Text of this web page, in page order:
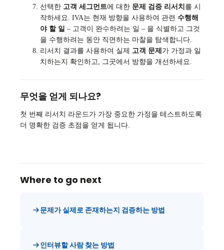
선택한 고객 세그먼트에 대한 문제 검증 리서치 를 시
작하세요. IVA는 현재 방향을 사용하여 관련 수행해
야 할 일 – 고객이 완수하려는 일 – 을 식별하고 그것
을 수행하려는 동안 직면하는 마찰을 탐색합니다.
리서치 결과를 사용하여 실제
고객 문제 가 가정과 일
치하는지 확인하고, 그곳에서 방향을 개선하세요.
무엇을 얻게 되나요?
첫 번째 리서치 라운드가 가장 중요한 가정을 테스트하도록
더 명확한 검증 초점을 얻게 됩니다.
Where to go next
문제가 실제로 존재하는지 검증하는 방법
인터뷰할 사람 찾는 방법